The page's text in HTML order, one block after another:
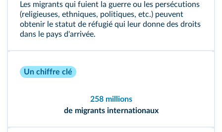
Les migrants qui fuient la guerre ou les persécutions
(religieuses, ethniques, politiques, etc.) peuvent
obtenir le statut de réfugié qui leur donne des droits
dans le pays d'arrivée.
Un chiffre clé
258 millions
de migrants internationaux